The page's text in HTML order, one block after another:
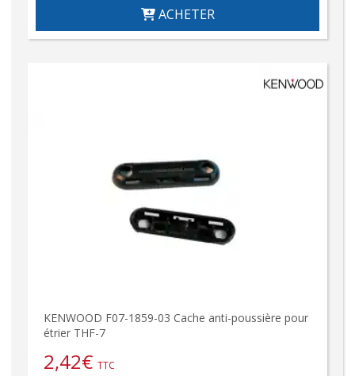
ACHETER
KENWOOD F07-1859-03 Cache anti-poussière pour
étrier THF-7
2,42€ TTC